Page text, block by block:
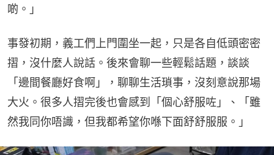
啲。」
事發初期，義工們上門圍坐一起，只是各自低頭密密
摺，沒什麼人說話。後來會聊一些輕鬆話題，談談
「邊間餐廳好食啊」，聊聊生活瑣事，沒刻意說那場
大火。很多人摺完後也會感到「個心舒服咗」、「雖
然我同你唔識，但我都希望你喺下面舒舒服服。」